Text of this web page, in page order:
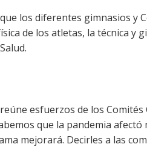
los diferentes gimnasios y
de los atletas, la técnica y
esfuerzos de los
que la pandemia
mejorará. Decirles a las